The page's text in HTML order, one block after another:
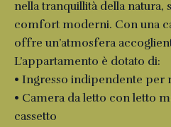
nella tranquillità della natura,
comfort moderni. Con una
offre un’atmosfera
L’appartamento è dotato di:
• Ingresso indipendente per
• Camera da letto con letto
cassetto